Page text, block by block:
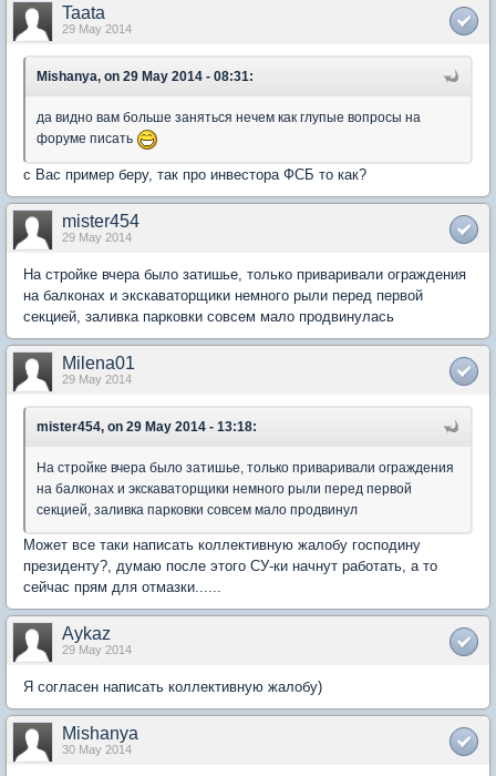
Taata
29 May 2014
Mishanya, on 29 May 2014 - 08:31:
да видно вам больше заняться нечем как глупые вопросы на
форуме писать
с Вас пример беру, так про инвестора ФСБ то как?
mister454
29 May 2014
На стройке вчера было затишье, только приваривали ограждения
на балконах и экскаваторщики немного рыли перед первой
секцией, заливка парковки совсем мало продвинулась
Milena01
29 May 2014
mister454, on 29 May 2014 - 13:18:
На стройке вчера было затишье, только приваривали ограждения
на балконах и экскаваторщики немного рыли перед первой
секцией, заливка парковки совсем мало продвинул
Может все таки написать коллективную жалобу господину
президенту?, думаю после этого СУ-ки начнут работать, а то
сейчас прям для отмазки......
Aykaz
29 May 2014
Я согласен написать коллективную жалобу)
Mishanya
30 May 2014